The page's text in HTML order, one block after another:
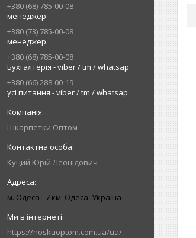
+380 (68) 785-00-08
менеджер
+380 (73) 785-00-08
менеджер
+380 (68) 785-00-08
Бухгалтерія - viber / tm / whatsap
+380 (66) 288-00-19
усі питання - viber / tm / whatsap
Шкарпетки Оптом
Куций Юрій Леонідович
м. Одеса - 7 км, Одеса, Україна
https://noskuoptom.com.ua/ua/